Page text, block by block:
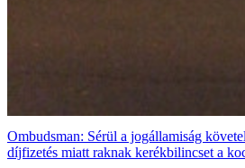
Ombudsman: Sérül a jogállamiság
díjfizetés miatt raknak kerékbilincset a